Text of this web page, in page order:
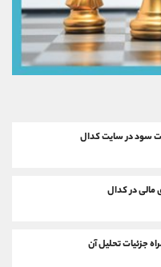
سود در سایت کدال
در کدال
جزئیات تحلیل آن